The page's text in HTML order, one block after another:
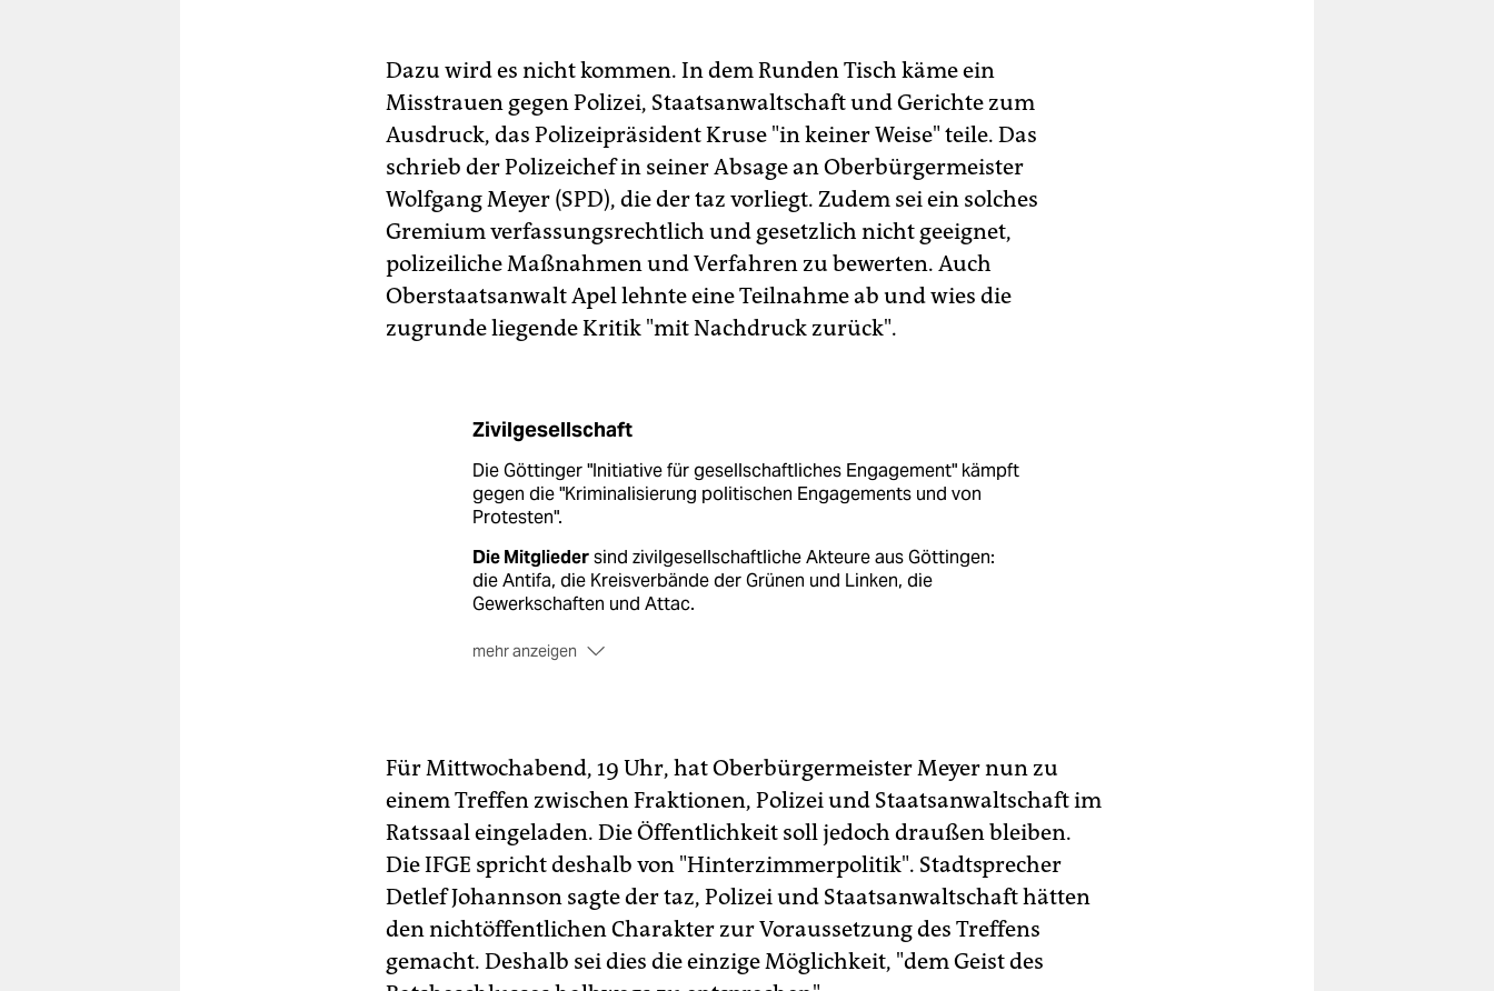
Dazu wird es nicht kommen. In dem Runden Tisch käme ein
Misstrauen gegen Polizei, Staatsanwaltschaft und Gerichte zum
Ausdruck, das Polizeipräsident Kruse "in keiner Weise" teile. Das
schrieb der Polizeichef in seiner Absage an Oberbürgermeister
Wolfgang Meyer (SPD), die der taz vorliegt. Zudem sei ein solches
Gremium verfassungsrechtlich und gesetzlich nicht geeignet,
polizeiliche Maßnahmen und Verfahren zu bewerten. Auch
Oberstaatsanwalt Apel lehnte eine Teilnahme ab und wies die
zugrunde liegende Kritik "mit Nachdruck zurück".
Zivilgesellschaft
Die Göttinger "Initiative für gesellschaftliches Engagement" kämpft
gegen die "Kriminalisierung politischen Engagements und von
Protesten".
Die Mitgliedersind zivilgesellschaftliche Akteure aus Göttingen:
die Antifa, die Kreisverbände der Grünen und Linken, die
Gewerkschaften und Attac.
mehr anzeigen
Für Mittwochabend, 19 Uhr, hat Oberbürgermeister Meyer nun zu
einem Treffen zwischen Fraktionen, Polizei und Staatsanwaltschaft im
Ratssaal eingeladen. Die Öffentlichkeit soll jedoch draußen bleiben.
Die IFGE spricht deshalb von "Hinterzimmerpolitik". Stadtsprecher
Detlef Johannson sagte der taz, Polizei und Staatsanwaltschaft hätten
den nichtöffentlichen Charakter zur Voraussetzung des Treffens
gemacht. Deshalb sei dies die einzige Möglichkeit, "dem Geist des